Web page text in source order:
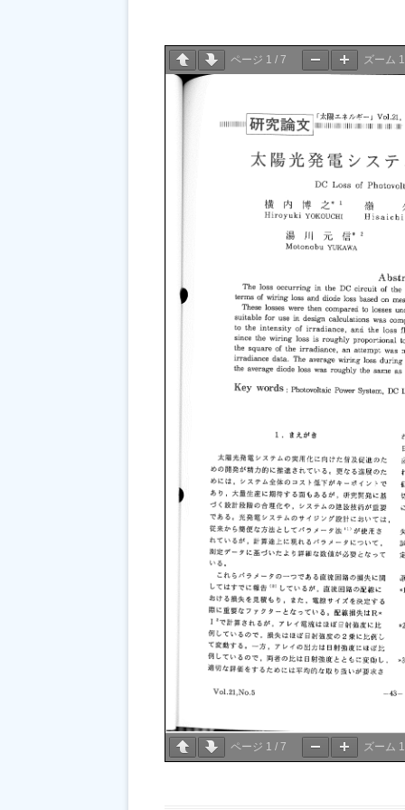
ページ 1 / 7 ズーム
ページ 1 / 7 ズーム